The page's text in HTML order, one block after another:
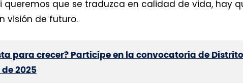
queremos que se traduzca en calidad de vida, hay
visión de futuro.
para crecer? Participe en la convocatoria de Distrito
2025